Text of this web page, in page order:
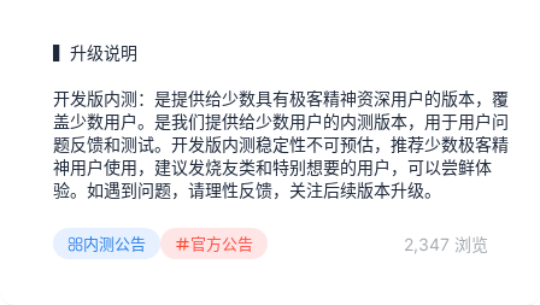
▍升级说明
开发版内测：是提供给少数具有极客精神资深用户的版本，覆
盖少数用户。是我们提供给少数用户的内测版本，用于用户问
题反馈和测试。开发版内测稳定性不可预估，推荐少数极客精
神用户使用，建议发烧友类和特别想要的用户，可以尝鲜体
验。如遇到问题，请理性反馈，关注后续版本升级。
内测公告 官方公告 2,347 浏览